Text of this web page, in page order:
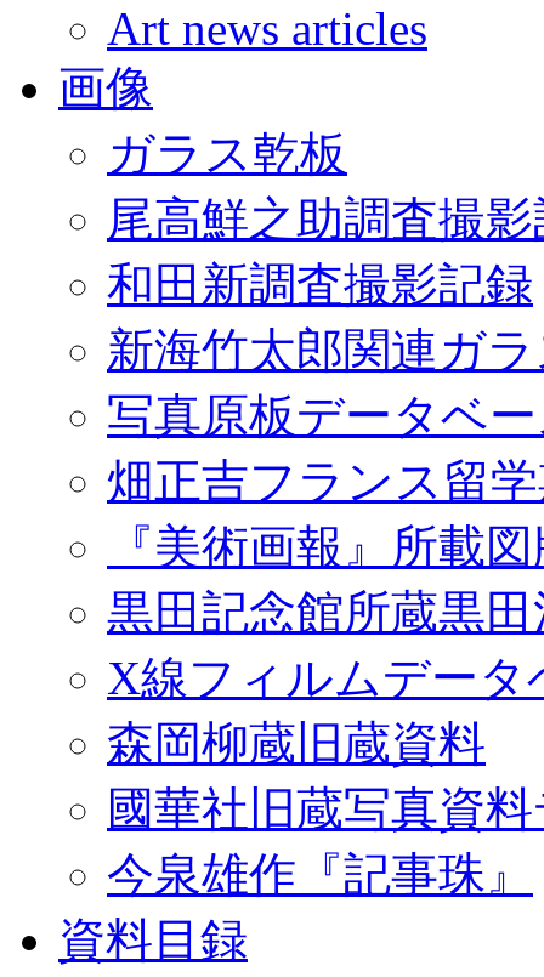
Art news articles
画像
ガラス乾板
尾高鮮之助調査撮
和田新調査撮影記録
新海竹太郎関連ガ
写真原板データベ
畑正吉フランス留
『美術画報』所載
黒田記念館所蔵黒
X線フィルムデータ
森岡柳蔵旧蔵資料
國華社旧蔵写真資
今泉雄作『記事珠』
資料目録